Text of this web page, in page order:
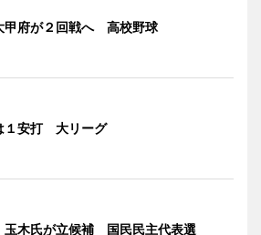
甲府が２回戦へ 高校野球
１安打 大リーグ
玉木氏が立候補 国民民主代表選